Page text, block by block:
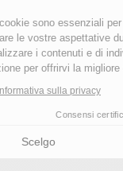
Questi cookie sono
soddisfare le vostre
personalizzare i
navigazione per offrirvi
Leggi l'informativa sulla